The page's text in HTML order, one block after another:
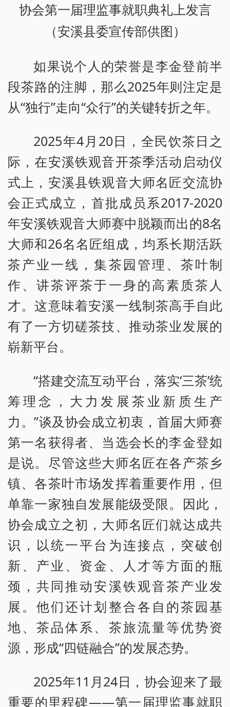
协会第一届理监事就职典礼上发言
（安溪县委宣传部供图）
如果说个人的荣誉是李金登前半
段茶路的注脚，那么2025年则注定是
从“独行”走向“众行”的关键转折之年。
2025年4月20日，全民饮茶日之
际，在安溪铁观音开茶季活动启动仪
式上，安溪县铁观音大师名匠交流协
会正式成立，首批成员系2017-2020
年安溪铁观音大师赛中脱颖而出的8名
大师和26名名匠组成，均系长期活跃
茶产业一线，集茶园管理、茶叶制
作、讲茶评茶于一身的高素质茶人
才。这意味着安溪一线制茶高手自此
有了一方切磋茶技、推动茶业发展的
崭新平台。
“搭建交流互动平台，落实‘三茶’统
筹理念，大力发展茶业新质生产
力。”谈及协会成立初衷，首届大师赛
第一名获得者、当选会长的李金登如
是说。尽管这些大师名匠在各产茶乡
镇、各茶叶市场发挥着重要作用，但
单靠一家独自发展能级受限。因此，
协会成立之初，大师名匠们就达成共
识，以统一平台为连接点，突破创
新、产业、资金、人才等方面的瓶
颈，共同推动安溪铁观音茶产业发
展。他们还计划整合各自的茶园基
地、茶品体系、茶旅流量等优势资
源，形成“四链融合”的发展态势。
2025年11月24日，协会迎来了最
重要的里程碑——第一届理监事就职